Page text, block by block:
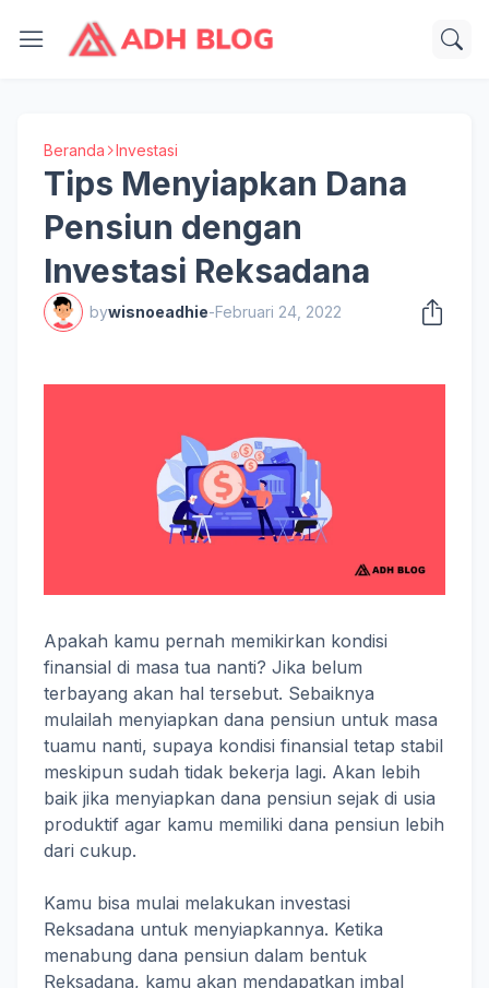
Beranda Investasi
Tips Menyiapkan Dana
Pensiun dengan
Investasi Reksadana
bywisnoeadhie-Februari 24, 2022
Apakah kamu pernah memikirkan kondisi
finansial di masa tua nanti? Jika belum
terbayang akan hal tersebut. Sebaiknya
mulailah menyiapkan dana pensiun untuk masa
tuamu nanti, supaya kondisi finansial tetap stabil
meskipun sudah tidak bekerja lagi. Akan lebih
baik jika menyiapkan dana pensiun sejak di usia
produktif agar kamu memiliki dana pensiun lebih
dari cukup.
Kamu bisa mulai melakukan investasi
Reksadana untuk menyiapkannya. Ketika
menabung dana pensiun dalam bentuk
Reksadana, kamu akan mendapatkan imbal